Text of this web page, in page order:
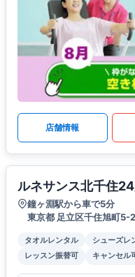
店舗情報
ルネサンス北千住
鐘ヶ淵駅から車で5分
東京都 足立区千住旭町5-2
タオルレンタル シューズレ
レッスン振替可
キャンセル